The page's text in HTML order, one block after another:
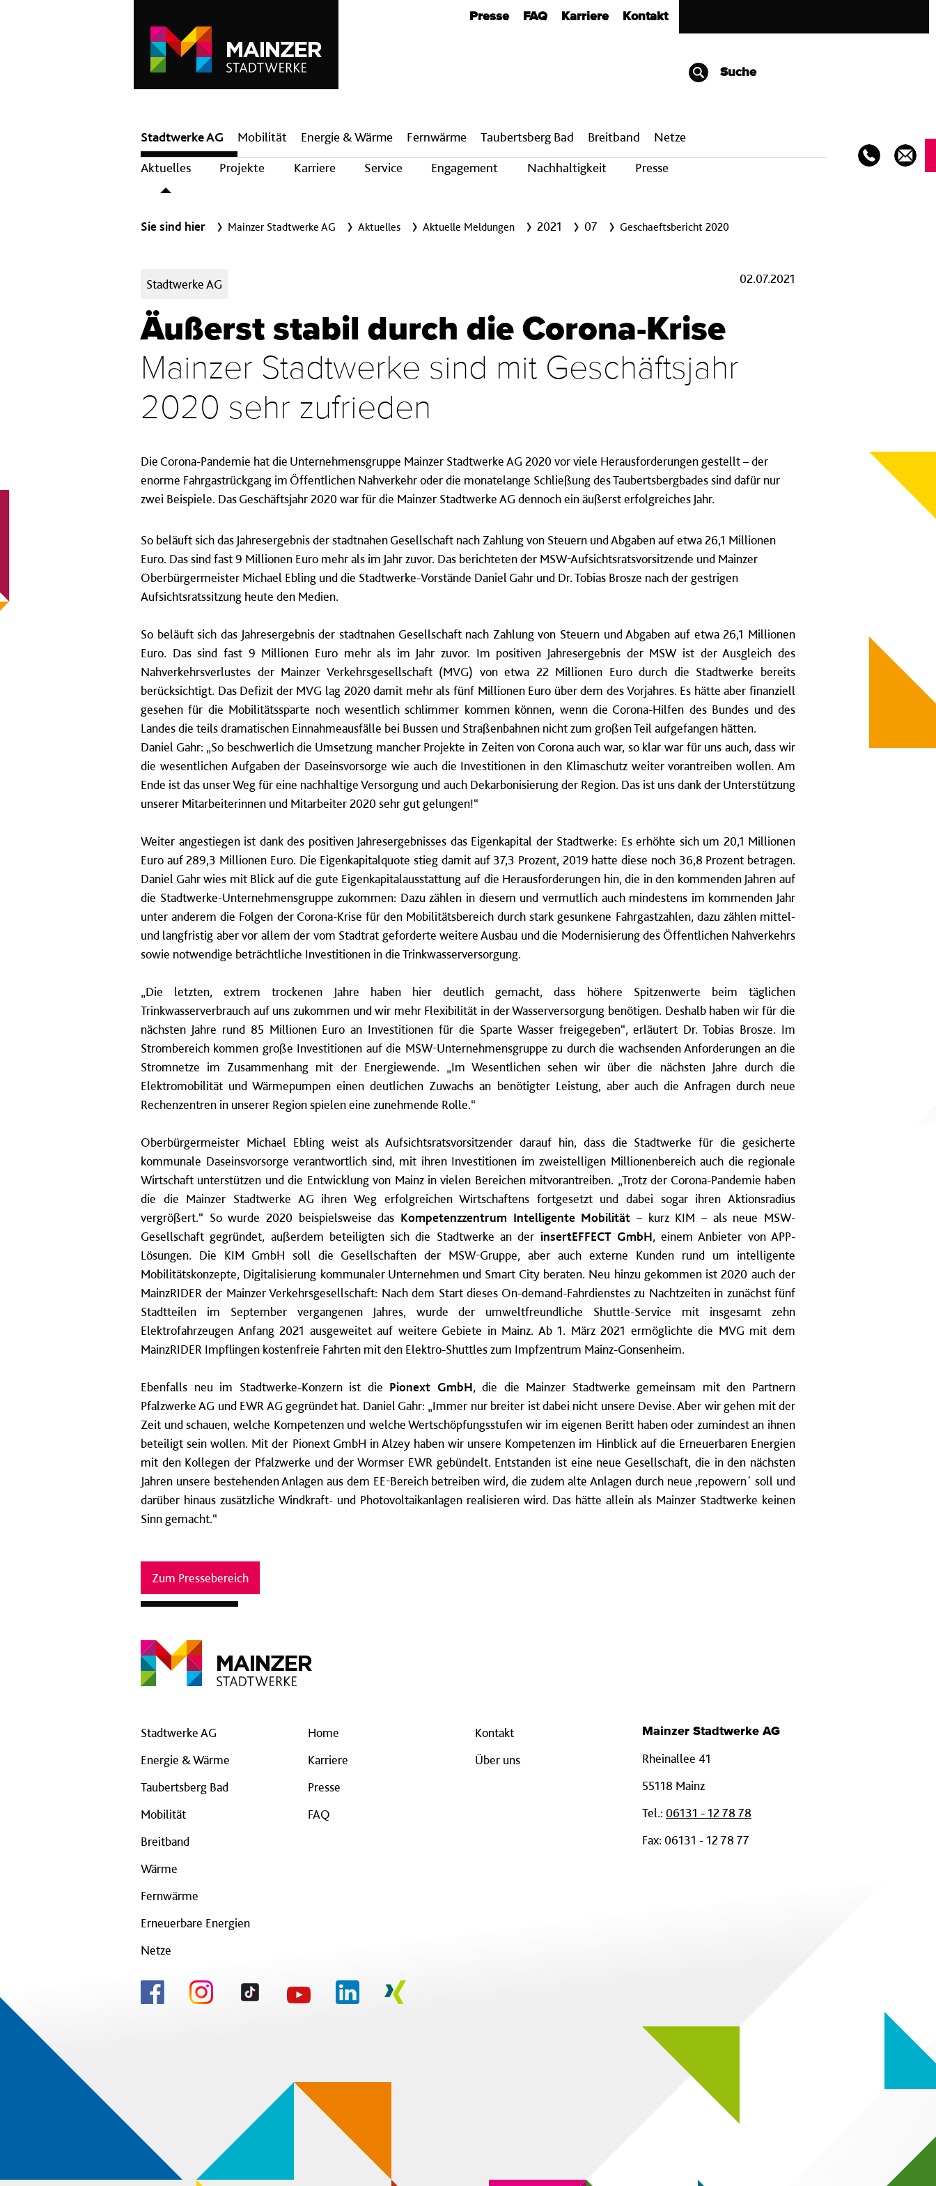
Presse FAQ Karriere Kontakt
Suche
Hauptnavigation
Stadtwerke AG
Aktuelles
Projekte Karriere Service Engagement Nachhaltigkeit Presse
Mobilität Energie & Wärme Fern­wärme Taubertsberg Bad Breit­band Netze
Sie sind hier Mainzer Stadtwerke AG Aktuelles Aktuelle Meldungen 2021 07 Geschaeftsbericht 2020
Kategorien:
Stadtwerke AG 02.07.2021
Äußerst stabil durch die Corona-Krise
Mainzer Stadtwerke sind mit Geschäftsjahr
2020 sehr zufrieden
Die Corona-Pandemie hat die Unternehmensgruppe Mainzer Stadtwerke AG 2020 vor viele Herausforderungen gestellt – der
enorme Fahrgastrückgang im Öffentlichen Nahverkehr oder die monatelange Schließung des Taubertsbergbades sind dafür nur
zwei Beispiele. Das Geschäftsjahr 2020 war für die Mainzer Stadtwerke AG dennoch ein äußerst erfolgreiches Jahr.
So beläuft sich das Jahresergebnis der stadtnahen Gesellschaft nach Zahlung von Steuern und Abgaben auf etwa 26,1 Millionen
Euro. Das sind fast 9 Millionen Euro mehr als im Jahr zuvor. Das berichteten der MSW-Aufsichtsratsvorsitzende und Mainzer
Oberbürgermeister Michael Ebling und die Stadtwerke-Vorstände Daniel Gahr und Dr. Tobias Brosze nach der gestrigen
Aufsichtsratssitzung heute den Medien.
So beläuft sich das Jahresergebnis der stadtnahen Gesellschaft nach Zahlung von Steuern und Abgaben auf etwa 26,1 Millionen
Euro. Das sind fast 9 Millionen Euro mehr als im Jahr zuvor. Im positiven Jahresergebnis der MSW ist der Ausgleich des
Nahverkehrsverlustes der Mainzer Verkehrsgesellschaft (MVG) von etwa 22 Millionen Euro durch die Stadtwerke bereits
berücksichtigt. Das Defizit der MVG lag 2020 damit mehr als fünf Millionen Euro über dem des Vorjahres. Es hätte aber finanziell
gesehen für die Mobilitätssparte noch wesentlich schlimmer kommen können, wenn die Corona-Hilfen des Bundes und des
Landes die teils dramatischen Einnahmeausfälle bei Bussen und Straßenbahnen nicht zum großen Teil aufgefangen hätten.
Daniel Gahr: „So beschwerlich die Umsetzung mancher Projekte in Zeiten von Corona auch war, so klar war für uns auch, dass wir
die wesentlichen Aufgaben der Daseinsvorsorge wie auch die Investitionen in den Klimaschutz weiter vorantreiben wollen. Am
Ende ist das unser Weg für eine nachhaltige Versorgung und auch Dekarbonisierung der Region. Das ist uns dank der Unterstützung
unserer Mitarbeiterinnen und Mitarbeiter 2020 sehr gut gelungen!“
Weiter angestiegen ist dank des positiven Jahresergebnisses das Eigenkapital der Stadtwerke: Es erhöhte sich um 20,1 Millionen
Euro auf 289,3 Millionen Euro. Die Eigenkapitalquote stieg damit auf 37,3 Prozent, 2019 hatte diese noch 36,8 Prozent betragen.
Daniel Gahr wies mit Blick auf die gute Eigenkapitalausstattung auf die Herausforderungen hin, die in den kommenden Jahren auf
die Stadtwerke-Unternehmensgruppe zukommen: Dazu zählen in diesem und vermutlich auch mindestens im kommenden Jahr
unter anderem die Folgen der Corona-Krise für den Mobilitätsbereich durch stark gesunkene Fahrgastzahlen, dazu zählen mittel-
und langfristig aber vor allem der vom Stadtrat geforderte weitere Ausbau und die Modernisierung des Öffentlichen Nahverkehrs
sowie notwendige beträchtliche Investitionen in die Trinkwasserversorgung.
„Die letzten, extrem trockenen Jahre haben hier deutlich gemacht, dass höhere Spitzenwerte beim täglichen
Trinkwasserverbrauch auf uns zukommen und wir mehr Flexibilität in der Wasserversorgung benötigen. Deshalb haben wir für die
nächsten Jahre rund 85 Millionen Euro an Investitionen für die Sparte Wasser freigegeben“, erläutert Dr. Tobias Brosze. Im
Strombereich kommen große Investitionen auf die MSW-Unternehmensgruppe zu durch die wachsenden Anforderungen an die
Stromnetze im Zusammenhang mit der Energiewende. „Im Wesentlichen sehen wir über die nächsten Jahre durch die
Elektromobilität und Wärmepumpen einen deutlichen Zuwachs an benötigter Leistung, aber auch die Anfragen durch neue
Rechenzentren in unserer Region spielen eine zunehmende Rolle.“
Oberbürgermeister Michael Ebling weist als Aufsichtsratsvorsitzender darauf hin, dass die Stadtwerke für die gesicherte
kommunale Daseinsvorsorge verantwortlich sind, mit ihren Investitionen im zweistelligen Millionenbereich auch die regionale
Wirtschaft unterstützen und die Entwicklung von Mainz in vielen Bereichen mitvorantreiben. „Trotz der Corona-Pandemie haben
die die Mainzer Stadtwerke AG ihren Weg erfolgreichen Wirtschaftens fortgesetzt und dabei sogar ihren Aktionsradius
vergrößert.“ So wurde 2020 beispielsweise das Kompetenzzentrum Intelligente Mobilität – kurz KIM – als neue MSW-
Gesellschaft gegründet, außerdem beteiligten sich die Stadtwerke an der insertEFFECT GmbH, einem Anbieter von APP-
Lösungen. Die KIM GmbH soll die Gesellschaften der MSW-Gruppe, aber auch externe Kunden rund um intelligente
Mobilitätskonzepte, Digitalisierung kommunaler Unternehmen und Smart City beraten. Neu hinzu gekommen ist 2020 auch der
MainzRIDER der Mainzer Verkehrsgesellschaft: Nach dem Start dieses On-demand-Fahrdienstes zu Nachtzeiten in zunächst fünf
Stadtteilen im September vergangenen Jahres, wurde der umweltfreundliche Shuttle-Service mit insgesamt zehn
Elektrofahrzeugen Anfang 2021 ausgeweitet auf weitere Gebiete in Mainz. Ab 1. März 2021 ermöglichte die MVG mit dem
MainzRIDER Impflingen kostenfreie Fahrten mit den Elektro-Shuttles zum Impfzentrum Mainz-Gonsenheim.
Ebenfalls neu im Stadtwerke-Konzern ist die Pionext GmbH, die die Mainzer Stadtwerke gemeinsam mit den Partnern
Pfalzwerke AG und EWR AG gegründet hat. Daniel Gahr: „Immer nur breiter ist dabei nicht unsere Devise. Aber wir gehen mit der
Zeit und schauen, welche Kompetenzen und welche Wertschöpfungsstufen wir im eigenen Beritt haben oder zumindest an ihnen
beteiligt sein wollen. Mit der Pionext GmbH in Alzey haben wir unsere Kompetenzen im Hinblick auf die Erneuerbaren Energien
mit den Kollegen der Pfalzwerke und der Wormser EWR gebündelt. Entstanden ist eine neue Gesellschaft, die in den nächsten
Jahren unsere bestehenden Anlagen aus dem EE-Bereich betreiben wird, die zudem alte Anlagen durch neue ,repowern´ soll und
darüber hinaus zusätzliche Windkraft- und Photovoltaikanlagen realisieren wird. Das hätte allein als Mainzer Stadtwerke keinen
Sinn gemacht.“
Zum Pressebereich
Stadtwerke AG
Energie & Wärme
Taubertsberg Bad
Mobilität
Breitband
Wärme
Fernwärme
Erneuerbare Energien
Netze
Home
Karriere
Presse
FAQ
Kontakt
Über uns
Mainzer Stadtwerke AG
Rheinallee 41
55118 Mainz
Tel.: 06131 - 12 78 78
Fax: 06131 - 12 78 77